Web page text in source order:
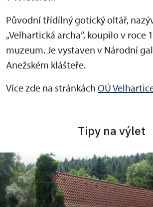
Původní třídílný gotický oltář,
„Velhartická archa“, koupilo v roce
muzeum. Je vystaven v Národní
Anežském klášteře.
Více zde na stránkách OÚ
Tipy na výlet